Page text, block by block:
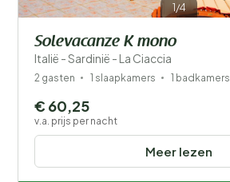
Je vakantie
Kies reisdata en je gezelschap
Wanneer?
1/4
Solevacanze K mono
Italië - Sardinië - La Ciaccia
2 gasten 1 slaapkamers 1 badkamers
Meer lezen
€ 60,25
v.a. prijs per nacht